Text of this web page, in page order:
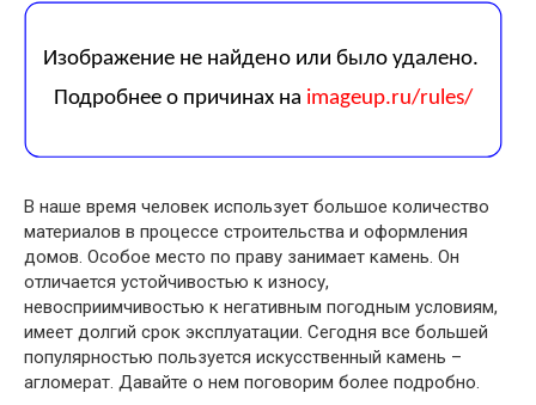
В наше время человек использует большое количество
материалов в процессе строительства и оформления
домов. Особое место по праву занимает камень. Он
отличается устойчивостью к износу,
невосприимчивостью к негативным погодным условиям,
имеет долгий срок эксплуатации. Сегодня все большей
популярностью пользуется искусственный камень –
агломерат. Давайте о нем поговорим более подробно.